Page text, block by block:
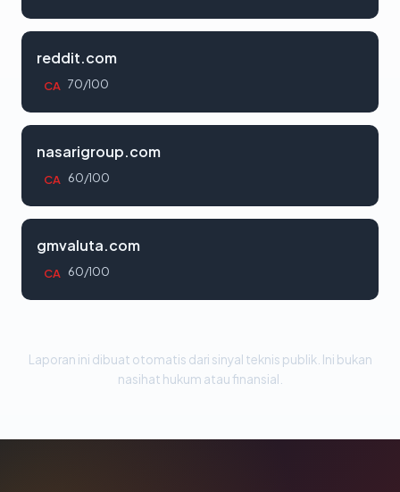
reddit.com
CA 70/100
nasarigroup.com
CA 60/100
gmvaluta.com
CA 60/100
Laporan ini dibuat otomatis dari sinyal teknis publik. Ini bukan
nasihat hukum atau finansial.